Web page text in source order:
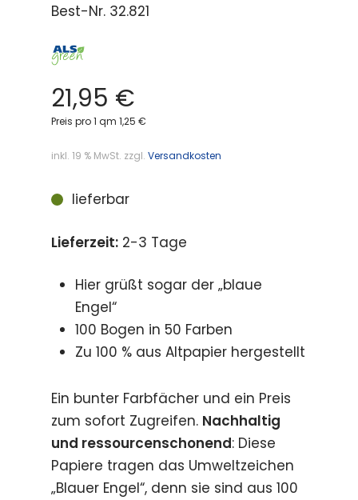
Best-Nr. 32.821
21,95 €
Preis pro 1 qm 1,25 €
inkl. 19 % MwSt. zzgl. Versandkosten
lieferbar
Lieferzeit: 2-3 Tage
Hier grüßt sogar der „blaue
Engel“
100 Bogen in 50 Farben
Zu 100 % aus Altpapier hergestellt
Ein bunter Farbfächer und ein Preis
zum sofort Zugreifen. Nachhaltig
und ressourcenschonend: Diese
Papiere tragen das Umweltzeichen
„Blauer Engel“, denn sie sind aus 100